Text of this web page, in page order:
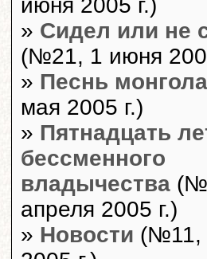
июня 2005 г.)
» Сидел или не
(№21, 1 июня
» Песнь монгола
мая 2005 г.)
» Пятнадцать
бессменного
владычества
апреля 2005 г.)
» Новости (№11,